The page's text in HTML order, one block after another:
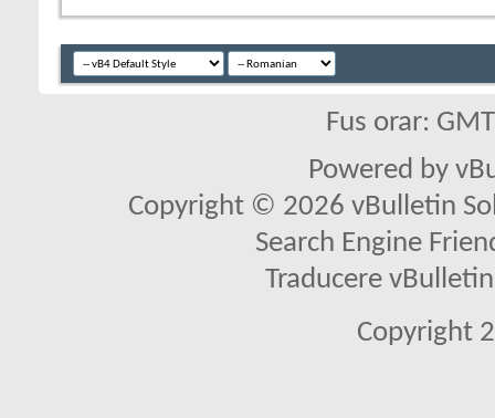
Fus orar:
Powered by
Copyright © 2026 vBulletin
Search Engine
Traducere
Copyright